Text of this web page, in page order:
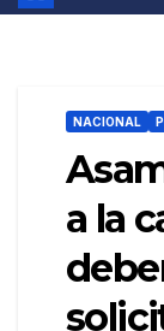
NACIONAL
a la